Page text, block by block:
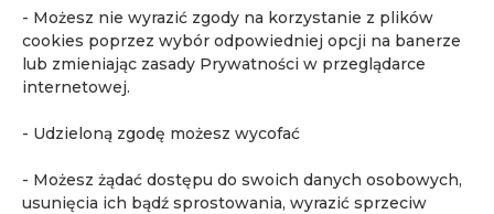
- Możesz nie wyrazić zgody na korzystanie z plików
cookies poprzez wybór odpowiedniej opcji na banerze
lub zmieniając zasady Prywatności w przeglądarce
internetowej.
- Udzieloną zgodę możesz wycofać
- Możesz żądać dostępu do swoich danych osobowych,
usunięcia ich bądź sprostowania, wyrazić sprzeciw
Akademia Quadia biopsja fuzyjna biopsja in-bore
biopsja pod kontrolą rezonansu bóle brzucha
choroba Ormonda
fakty i mity o MR ginekologia
Mammografia MR MR całego ciała MR piersi